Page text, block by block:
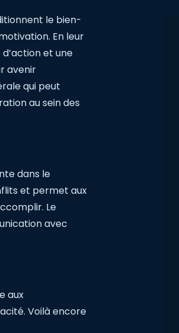
le bien-
En leur
et une
avenir
qui peut
au sein des
dans le
et permet aux
Le
avec
aux
Voilà encore